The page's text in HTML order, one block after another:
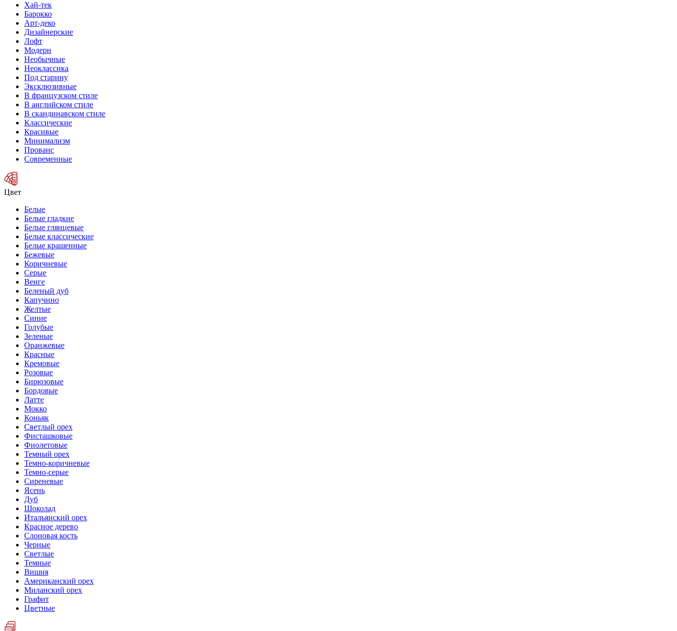
Хай-тек
Барокко
Арт-деко
Дизайнерские
Лофт
Модерн
Необычные
Неоклассика
Под старину
Эксклюзивные
В французском стиле
В английском стиле
В скандинавском стиле
Классические
Красивые
Минимализм
Прованс
Современные
Цвет
Белые
Белые гладкие
Белые глянцевые
Белые классические
Белые крашенные
Бежевые
Коричневые
Серые
Венге
Беленый дуб
Капучино
Желтые
Синие
Голубые
Зеленые
Оранжевые
Красные
Кремовые
Розовые
Бирюзовые
Бордовые
Латте
Мокко
Коньяк
Светлый орех
Фисташковые
Фиолетовые
Темный орех
Темно-коричневые
Темно-серые
Сиреневые
Ясень
Дуб
Шоколад
Итальянский орех
Красное дерево
Слоновая кость
Черные
Светлые
Темные
Вишня
Американский орех
Миланский орех
Графит
Цветные